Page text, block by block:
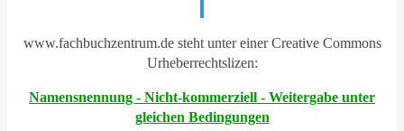
www.fachbuchzentrum.de steht unter einer Creative Commons
Urheberrechtslizen:
Namensnennung - Nicht-kommerziell - Weitergabe unter
gleichen Bedingungen